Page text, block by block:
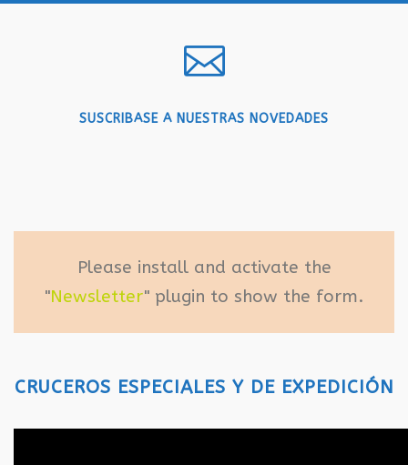
SUSCRIBASE A NUESTRAS NOVEDADES
Please install and activate the
"Newsletter" plugin to show the form.
CRUCEROS ESPECIALES Y DE EXPEDICIÓN